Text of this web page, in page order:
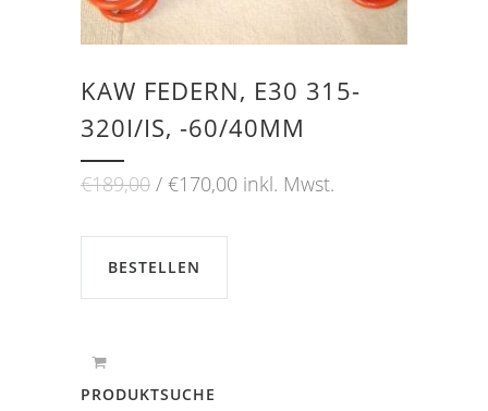
KAW FEDERN, E30 315-
320I/IS, -60/40MM
€189,00Ursprünglicher
€189,00
€170,00Aktueller
inkl. Mwst.
BESTELLEN
PRODUKTSUCHE